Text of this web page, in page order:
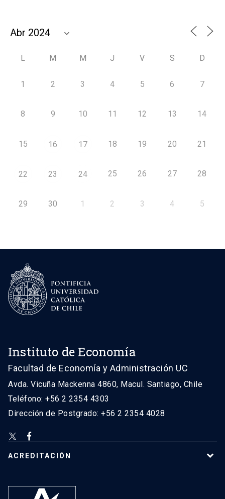
L M M J V S D
1 2 3 4 5 6 7
8 9 10 11 12 13 14
15 16 17 18 19 20 21
22 23 24 25 26 27 28
29 30 1 2 3 4 5
Instituto de Economía
Facultad de Economía y Administración UC
Avda. Vicuña Mackenna 4860, Macul. Santiago, Chile
Teléfono: +56 2 2354 4303
Dirección de Postgrado: +56 2 2354 4028
ACREDITACIÓN